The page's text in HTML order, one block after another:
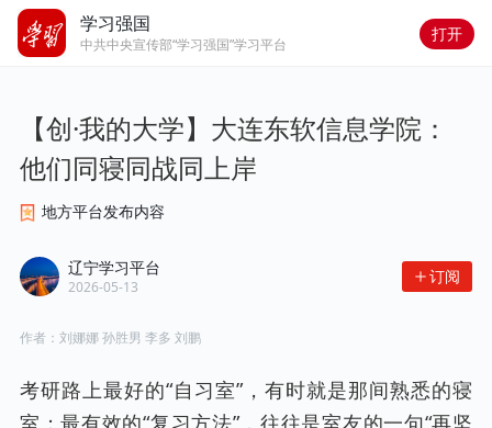
学习强国
中共中央宣传部“学习强国”学习平台
打开
【创·我的大学】大连东软信息学院：
他们同寝同战同上岸
地方平台发布内容
辽宁学习平台
2026-05-13
订阅
作者： 刘娜娜 孙胜男 李多 刘鹏
考研路上最好的“自习室”，有时就是那间熟悉的寝
室；最有效的“复习方法”，往往是室友的一句“再坚